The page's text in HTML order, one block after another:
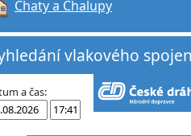
Chaty a Chalupy
vlakového
a čas: